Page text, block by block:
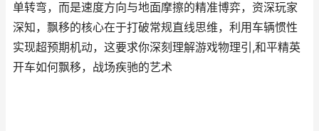
单转弯，而是速度方向与地面摩擦的精准博弈，资深玩家
深知，飘移的核心在于打破常规直线思维，利用车辆惯性
实现超预期机动，这要求你深刻理解游戏物理引,和平精英
开车如何飘移，战场疾驰的艺术